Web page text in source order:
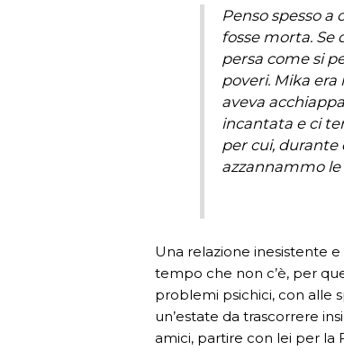
Penso spesso
fosse morta. Se
persa come si
poveri. Mika era
aveva
incantata e ci
per cui,
azzannammo
Una relazione inesistente
tempo che non c’è, per
problemi psichici, con alle
un’estate da trascorrere
amici, partire con lei per la